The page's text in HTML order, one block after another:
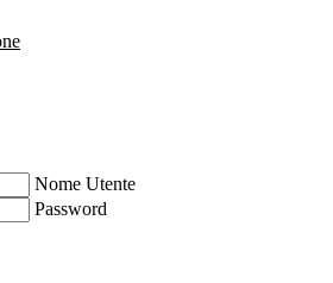
Nome Utente
Password